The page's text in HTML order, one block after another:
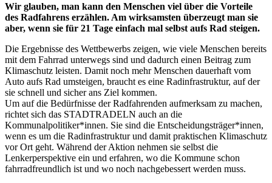
Wir glauben, man kann den Menschen viel über die Vorteile
des Radfahrens erzählen. Am wirksamsten überzeugt man sie
aber, wenn sie für 21 Tage einfach mal selbst aufs Rad steigen.
Die Ergebnisse des Wettbewerbs zeigen, wie viele Menschen bereits
mit dem Fahrrad unterwegs sind und dadurch einen Beitrag zum
Klimaschutz leisten. Damit noch mehr Menschen dauerhaft vom
Auto aufs Rad umsteigen, braucht es eine Radinfrastruktur, auf der
sie schnell und sicher ans Ziel kommen.
Um auf die Bedürfnisse der Radfahrenden aufmerksam zu machen,
richtet sich das STADTRADELN auch an die
Kommunalpolitiker*innen. Sie sind die Entscheidungsträger*innen,
wenn es um die Radinfrastruktur und damit praktischen Klimaschutz
vor Ort geht. Während der Aktion nehmen sie selbst die
Lenkerperspektive ein und erfahren, wo die Kommune schon
fahrradfreundlich ist und wo noch nachgebessert werden muss.